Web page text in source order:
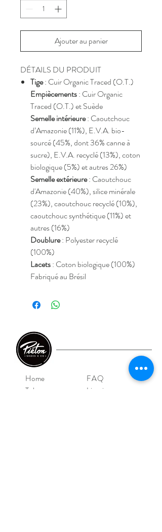
Ajouter au panier
DÉTAILS DU PRODUIT
Tige: Cuir Organic Traced (O.T.)
Empiècements: Cuir Organic
Traced (O.T.) et Suède
Semelle intérieure: Caoutchouc
d’Amazonie (11%), E.V.A. bio-
sourcé (45%, dont 36% canne à
sucre), E.V.A. recyclé (13%), coton
biologique (5%) et autres 26%)
Semelle extérieure: Caoutchouc
d'Amazonie (40%), silice minérale
(23%), caoutchouc recyclé (10%),
caoutchouc synthétique (11%) et
autres (16%)
Doublure: Polyester recyclé
(100%)
Lacets: Coton biologique (100%)
Fabriqué au Brésil
Home
Take care
FAQ
Livraison et retour